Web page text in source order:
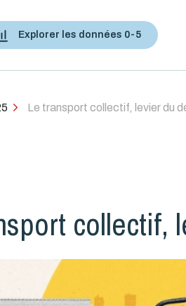
Explorer les données 0-5
Le transport collectif, levier du
collectif,